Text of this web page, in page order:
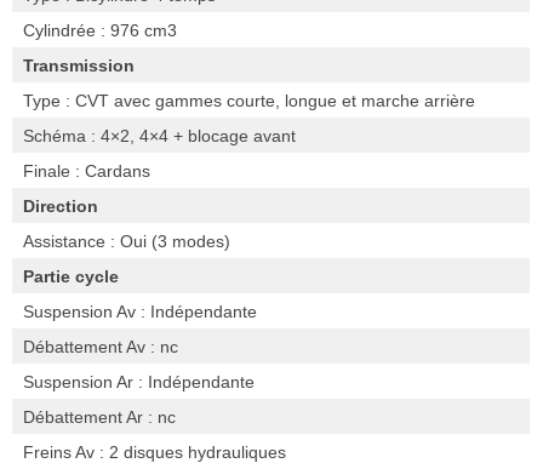
Cylindrée : 976 cm3
Transmission
Type : CVT avec gammes courte, longue et marche arrière
Schéma : 4×2, 4×4 + blocage avant
Finale : Cardans
Direction
Assistance : Oui (3 modes)
Partie cycle
Suspension Av : Indépendante
Débattement Av : nc
Suspension Ar : Indépendante
Débattement Ar : nc
Freins Av : 2 disques hydrauliques